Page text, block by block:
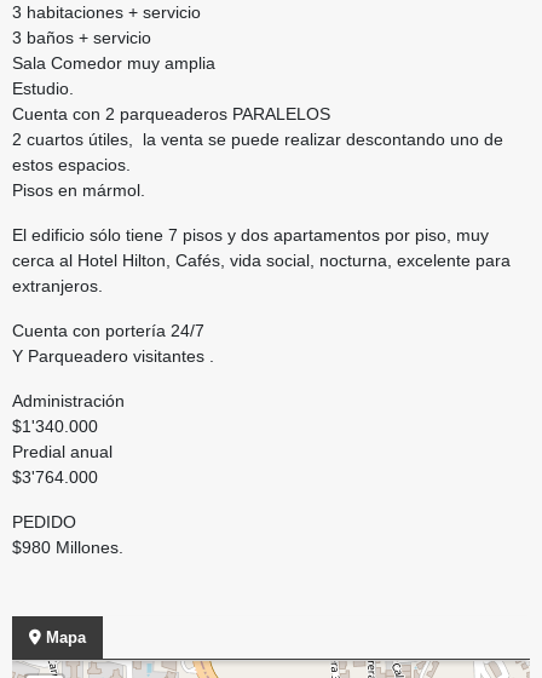
3 habitaciones + servicio
3 baños + servicio
Sala Comedor muy amplia
Estudio.
Cuenta con 2 parqueaderos PARALELOS
2 cuartos útiles, la venta se puede realizar descontando uno de
estos espacios.
Pisos en mármol.
El edificio sólo tiene 7 pisos y dos apartamentos por piso, muy
cerca al Hotel Hilton, Cafés, vida social, nocturna, excelente para
extranjeros.
Cuenta con portería 24/7
Y Parqueadero visitantes .
Administración
$1'340.000
Predial anual
$3'764.000
PEDIDO
$980 Millones.
Mapa